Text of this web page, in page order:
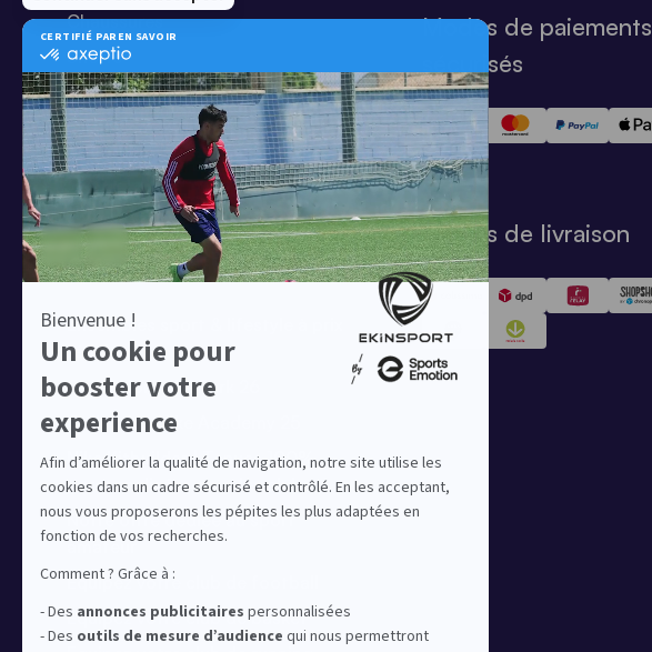
Chaussures
Shorts
Football
Chaussettes
T-shirts
Tenues de match
Offres clubs
Ensembles sport & lifestyle à prix
réduit
Collection Nike Park 26
Collection Nike Academy 25
Nike Kitbuilder | Tenues 100%
personnalisées pour les clubs
Notre offre dédiée au sport
amateur
Equipez votre club de football
Equipez votre club de basket
Modes de paiements
sécurisés
Modes de livraison